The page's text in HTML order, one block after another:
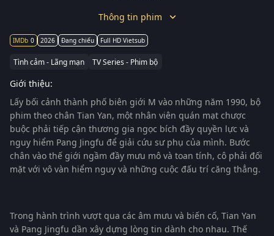
Thông tin phim
0 2026 Đang chiếu Full HD Vietsub
Tình cảm - Lãng mạn TV Series - Phim bộ
Giới thiệu:
Lấy bối cảnh thành phố biên giới M vào những năm 1990, bộ
phim theo chân Tian Yan, một nhân viên quán mạt chược
buộc phải tiếp cận thương gia ngọc bích đầy quyền lực và
nguy hiểm Pang Jingfu để giải cứu sư phụ của mình. Bước
chân vào thế giới ngầm đầy mưu mô và toan tính, cô phải đối
mặt với vô vàn hiểm nguy và những cuộc đấu trí căng thẳng.
Trong hành trình vượt qua các âm mưu và biến cố, Tian Yan
và Pang Jingfu dần xây dựng lòng tin dành cho nhau. Thế